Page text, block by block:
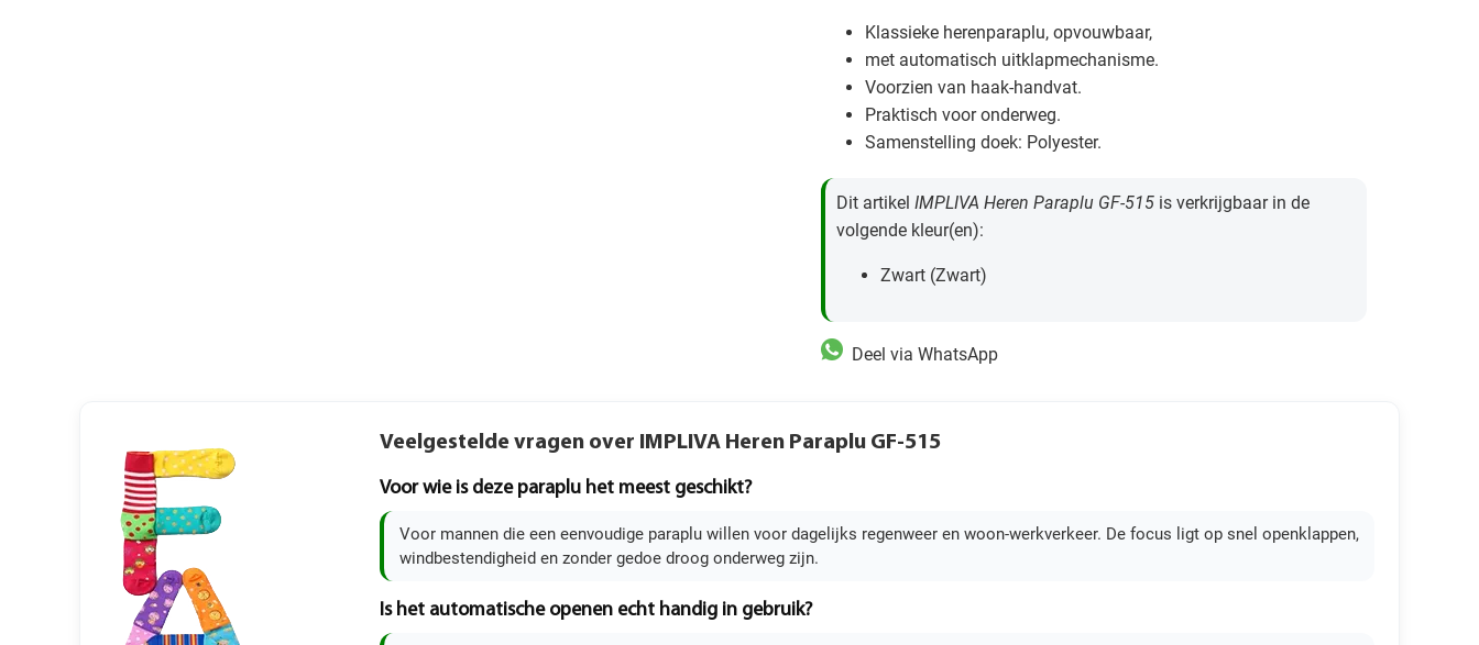
Klassieke herenparaplu, opvouwbaar,
met automatisch uitklapmechanisme.
Voorzien van haak-handvat.
Praktisch voor onderweg.
Samenstelling doek: Polyester.
Dit artikel IMPLIVA Heren Paraplu GF-515 is verkrijgbaar in de
volgende kleur(en):
Zwart (Zwart)
Deel via WhatsApp
Veelgestelde vragen over IMPLIVA Heren Paraplu GF-515
Voor wie is deze paraplu het meest geschikt?
Voor mannen die een eenvoudige paraplu willen voor dagelijks regenweer en woon-werkverkeer. De focus ligt op snel openklappen,
windbestendigheid en zonder gedoe droog onderweg zijn.
Is het automatische openen echt handig in gebruik?